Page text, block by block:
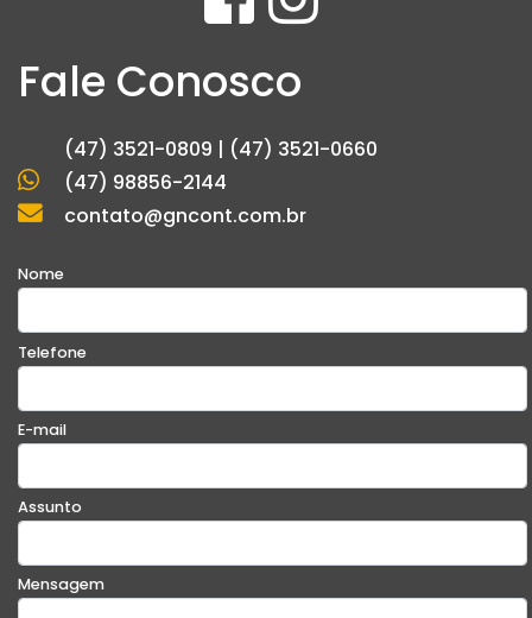
Fale Conosco
(47) 3521-0809 | (47) 3521-0660
(47) 98856-2144
contato@gncont.com.br
Nome
Telefone
E-mail
Assunto
Mensagem